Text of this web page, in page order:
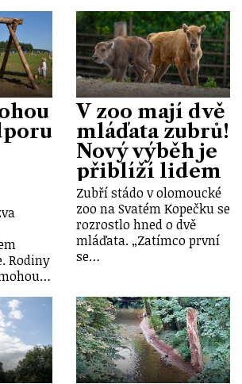
Rodiny
V zoo mají dvě
mláďata zubrů!
Nový výběh je
přiblíží lidem
Zubří stádo v olomoucké
zoo na Svatém Kopečku se
rozrostlo hned o dvě
mláďata. „Zatímco první
se…